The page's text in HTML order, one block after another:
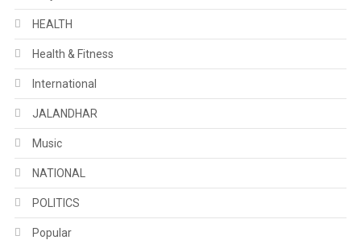
HEALTH
Health & Fitness
International
JALANDHAR
Music
NATIONAL
POLITICS
Popular